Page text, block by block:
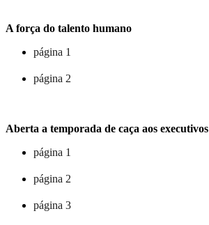
A força do talento humano
página 1
página 2
Aberta a temporada de caça aos executivos
página 1
página 2
página 3